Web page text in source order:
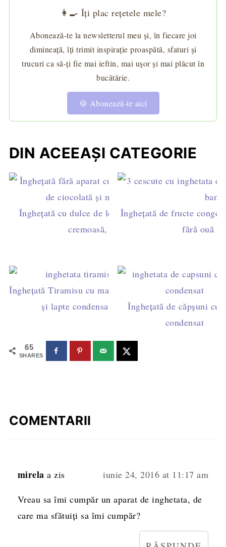
👩‍🍳 Îți plac rețetele mele?
Abonează-te la newsletterul meu și, în fiecare joi
dimineață, îți trimit inspirație proaspătă, sfaturi și
trucuri ca să-ți fie mai ieftin, mai ușor și mai plăcut în
bucătărie.
🍪 Abonează-te aici
DIN ACEEAȘI CATEGORIE
Înghețată cu dulce de leche și unt de arahide –
cremoasă, fără aparat
Înghețată de fructe
fără ouă
Înghețată Tiramisu cu mascarpone
și lapte condensat
Înghețată de căpșuni cu
condensat
65
SHARES
COMENTARII
mirela a zis iunie 24, 2016 at 11:17 am
Vreau sa îmi cumpăr un aparat de inghetata, de
care ma sfătuiți sa îmi cumpăr?